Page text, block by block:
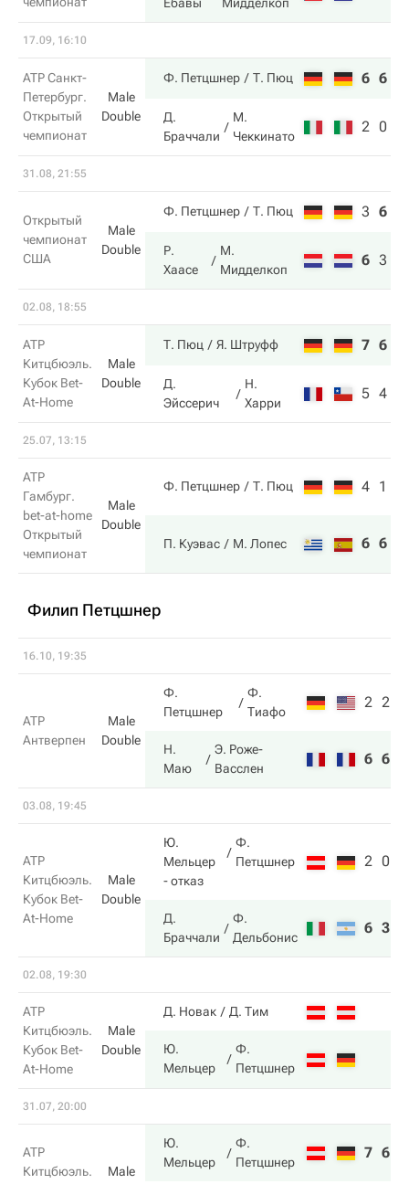
17.09, 16:10
ATP Санкт-
Петербург.
Открытый
чемпионат
Male
Double
Ф. Петцшнер Т. Пюц 6 6
Д.
Браччали
М.
Чеккинато
2 0
31.08, 21:55
Открытый
чемпионат
США
Male
Double
Ф. Петцшнер Т. Пюц 3 6
Р.
Хаасе
М.
Мидделкоп
6 3
02.08, 18:55
ATP
Китцбюэль.
Кубок Bet-
At-Home
Male
Double
Т. Пюц Я. Штруфф 7 6
Д.
Эйссерич
Н.
Харри
5 4
25.07, 13:15
ATP
Гамбург.
bet-at-home
Открытый
чемпионат
Male
Double
Ф. Петцшнер Т. Пюц 4 1
П. Куэвас М. Лопес 6 6
Филип Петцшнер
16.10, 19:35
ATP
Антверпен
Male
Double
Ф.
Петцшнер
Ф.
Тиафо
2 2
Н.
Маю
Э. Роже-
Васслен
6 6
03.08, 19:45
ATP
Китцбюэль.
Кубок Bet-
At-Home
Male
Double
Ю.
Мельцер
Ф.
Петцшнер
- отказ
2 0
Д.
Браччали
Ф.
Дельбонис
6 3
02.08, 19:30
ATP
Китцбюэль.
Кубок Bet-
At-Home
Male
Double
Д. Новак Д. Тим
Ю.
Мельцер
Ф.
Петцшнер
31.07, 20:00
ATP
Китцбюэль.
Male
Ю.
Мельцер
Ф.
Петцшнер
7 6